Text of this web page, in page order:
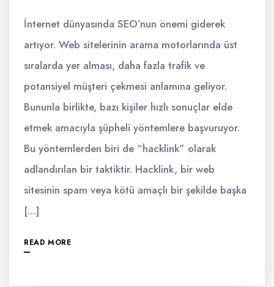
İnternet dünyasında SEO’nun önemi giderek
artıyor. Web sitelerinin arama motorlarında üst
sıralarda yer alması, daha fazla trafik ve
potansiyel müşteri çekmesi anlamına geliyor.
Bununla birlikte, bazı kişiler hızlı sonuçlar elde
etmek amacıyla şüpheli yöntemlere başvuruyor.
Bu yöntemlerden biri de “hacklink” olarak
adlandırılan bir taktiktir. Hacklink, bir web
sitesinin spam veya kötü amaçlı bir şekilde başka
[…]
READ MORE